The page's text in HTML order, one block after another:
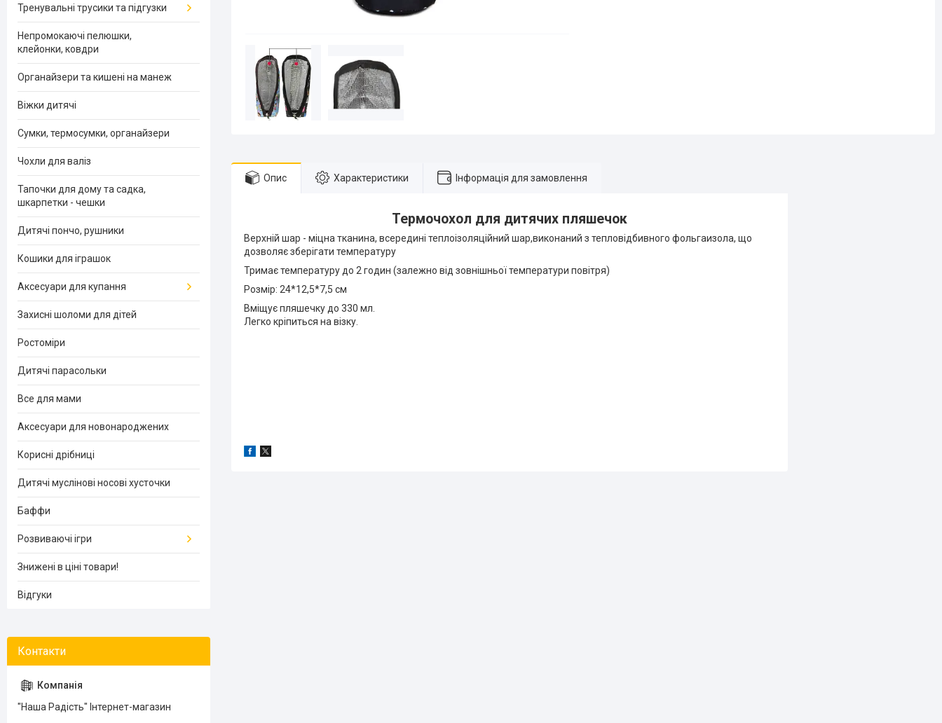
Опис Характеристики Інформація для замовлення
Термочохол для дитячих пляшечок
Верхній шар - міцна тканина, всередині теплоізоляційний шар,виконаний з тепловідбивного фольгаизола, що
дозволяє зберігати температуру
Тримає температуру до 2 годин (залежно від зовнішньої температури повітря)
Розмір: 24*12,5*7,5 см
Вміщує пляшечку до 330 мл.
Легко кріпиться на візку.
Тренувальні трусики та підгузки
Непромокаючі пелюшки,
клейонки, ковдри
Органайзери та кишені на манеж
Віжки дитячі
Сумки, термосумки, органайзери
Чохли для валіз
Тапочки для дому та садка,
шкарпетки - чешки
Дитячі пончо, рушники
Кошики для іграшок
Аксесуари для купання
Захисні шоломи для дітей
Ростоміри
Дитячі парасольки
Все для мами
Аксесуари для новонароджених
Корисні дрібниці
Дитячі муслінові носові хусточки
Баффи
Розвиваючі ігри
Знижені в ціні товари!
Відгуки
"Наша Радість" Інтернет-магазин